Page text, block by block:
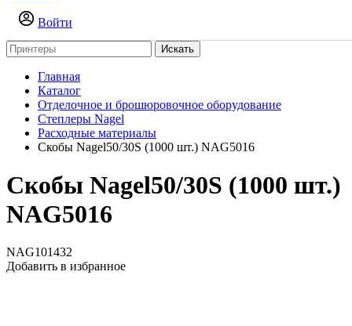
Войти
Искать
Главная
Каталог
Отделочное и брошюровочное оборудование
Степлеры Nagel
Расходные материалы
Скобы Nagel50/30S (1000 шт.) NAG5016
Скобы Nagel50/30S (1000 шт.)
NAG5016
NAG101432
Добавить в избранное